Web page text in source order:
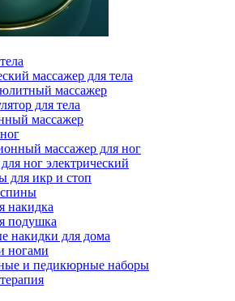
массажер для тела
массажер
для тела
массажер
массажер для ног
ног электрический
для икр и стоп
накидка
подушка
накидки для дома
ногами
и педикюрные наборы